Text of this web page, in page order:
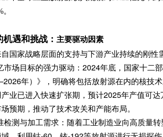
遇和挑战： 主要驱动因素
国家战略层面的支持与下游产业持续的刚性
场目标的强力驱动：2024年底，国家十二
年）》，明确将包括放射源在内的核技
业已进入快速扩张期，预计2025年产值可
预期，推动了技术攻关和产能布局。
测与加工需求：随着工业制造业向高质量